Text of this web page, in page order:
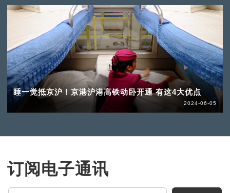
睡一觉抵京沪！京港沪港高铁动卧开通 有这4大优点
2024-06-05
订阅电子通讯